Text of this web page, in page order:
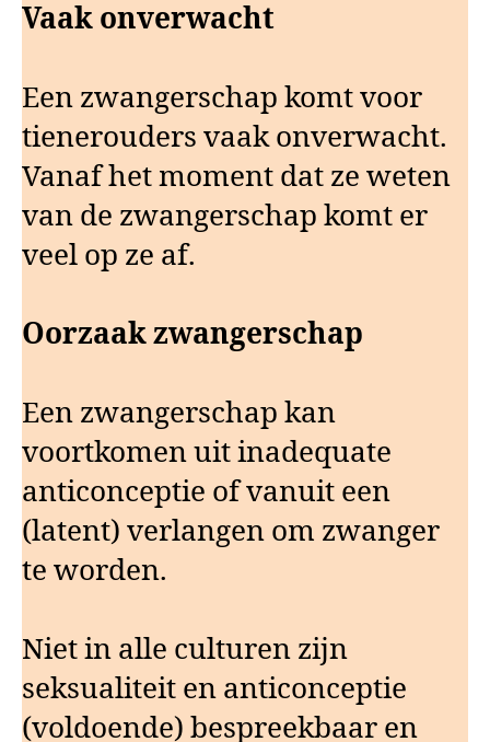
Vaak onverwacht
Een zwangerschap komt voor
tienerouders vaak onverwacht.
Vanaf het moment dat ze weten
van de zwangerschap komt er
veel op ze af.
Oorzaak zwangerschap
Een zwangerschap kan
voortkomen uit inadequate
anticonceptie of vanuit een
(latent) verlangen om zwanger
te worden.
Niet in alle culturen zijn
seksualiteit en anticonceptie
(voldoende) bespreekbaar en